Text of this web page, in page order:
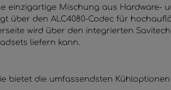
einzigartige Mischung aus Hardware-
über den ALC4080-Codec für
wird über den integrierten
liefern kann.
bietet die umfassendsten